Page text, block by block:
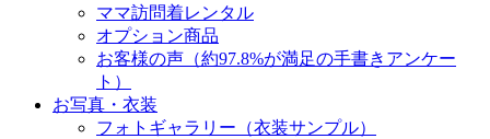
ママ訪問着レンタル
オプション商品
お客様の声（約97.8%が満足の手書きアンケー
ト）
お写真・衣装
フォトギャラリー（衣装サンプル）